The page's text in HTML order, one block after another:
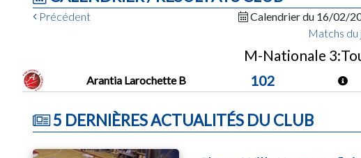
Précédent Calendrier du 16/02/
Matchs du
M-Nationale
Arantia Larochette B 102
5 DERNIÈRES ACTUALITÉS DU CLUB